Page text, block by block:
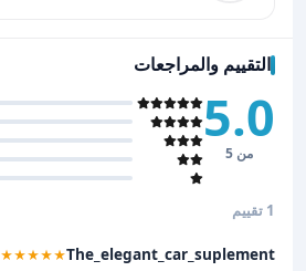
التقييم والمراجعات
5.0
من 5
1 تقييم
The_elegant_car_suplement
★★★★★